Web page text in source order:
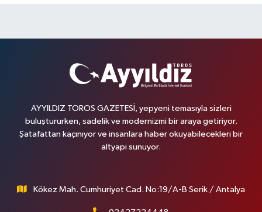
AYYILDIZ TOROS GAZETESİ, yepyeni temasıyla sizleri
buluştururken, sadelik ve modernizmi bir araya getiriyor.
Şatafattan kaçınıyor ve insanlara haber okuyabilecekleri bir
altyapı sunuyor.
Kökez Mah. Cumhuriyet Cad. No:19/A-B Serik / Antalya